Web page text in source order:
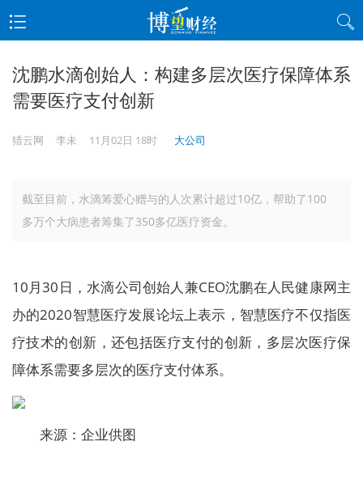
沈鹏水滴创始人：构建多层次医疗保障体系
需要医疗支付创新
猎云网 李未 11月02日 18时 大公司
截至目前，水滴筹爱心赠与的人次累计超过10亿，帮助了100
多万个大病患者筹集了350多亿医疗资金。
10月30日，水滴公司创始人兼CEO沈鹏在人民健康网主
办的2020智慧医疗发展论坛上表示，智慧医疗不仅指医
疗技术的创新，还包括医疗支付的创新，多层次医疗保
障体系需要多层次的医疗支付体系。
来源：企业供图